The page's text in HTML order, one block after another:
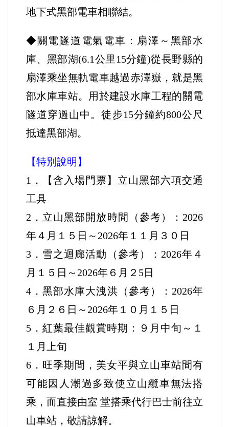
地下式黑部電車相聯結。
◆關電隧道電氣電車：扇澤～黑部水
庫、黑部湖(6.1公里15分鐘)從長野縣的
扇澤乘坐無軌電車越過赤澤嶽，就是黑
部水庫車站。用於建設水庫工程的關電
隧道穿過山中。徒步15分鐘約800公尺
抵達黑部湖。
【特別說明】
1．【含入場門票】立山黑部六項交通
工具
2．立山黑部開放時間（參考）：2026
年４月１５日～2026年１１月３０日
3．雪之迴廊活動（參考）：2026年４
月１５日～2026年６月２5日
4．黑部水庫大洩洪（參考）：2026年
６月２６日～2026年１０月１５日
5．紅葉最佳觀賞時期：９月中旬～１
１月上旬
6．旺季期間，美女平與立⼭⾞站間有
可能因⼈潮過多致使立⼭纜⾞無法搭
乘，⽽直接由室 堂搭乘代⾏巴⼠前往立
⼭⾞站，敬請諒解。